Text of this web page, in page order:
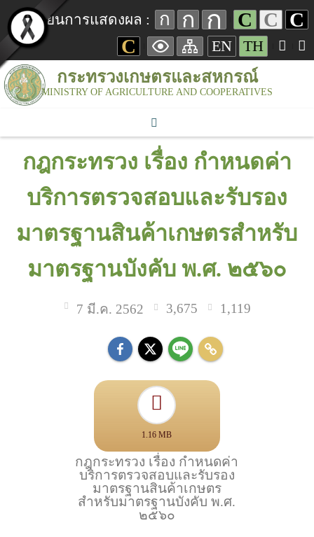
เปลี่ยนการแสดงผล : ก ก ก C C C
C
EN TH
กระทรวงเกษตรและสหกรณ์
MINISTRY OF AGRICULTURE AND COOPERATIVES
กฎกระทรวง เรื่อง กำหนดค่า
บริการตรวจสอบและรับรอง
มาตรฐานสินค้าเกษตรสำหรับ
มาตรฐานบังคับ พ.ศ. ๒๕๖๐
7 มี.ค. 2562 3,675 1,119
1.16 MB
กฎกระทรวง เรื่อง กำหนดค่า
บริการตรวจสอบและรับรอง
มาตรฐานสินค้าเกษตร
สำหรับมาตรฐานบังคับ พ.ศ.
๒๕๖๐